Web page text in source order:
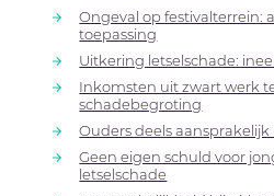
Ongeval op festivalterrein:
toepassing
Uitkering letselschade:
Inkomsten uit zwart werk
schadebegroting
Ouders deels
Geen eigen schuld voor
letselschade